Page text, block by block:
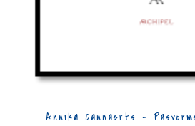
Annika Cannaerts –